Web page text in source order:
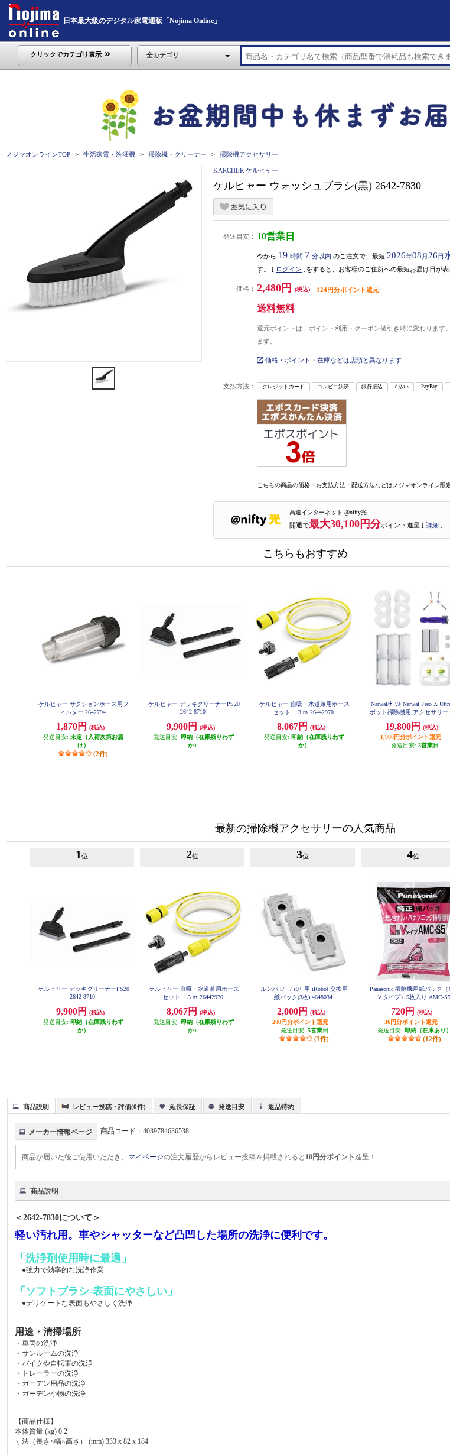
日本最大級のデジタル家電通販「Nojima Online」
クリックでカテゴリ表示 全カテゴリ
ノジマオンラインTOP 生活家電・洗濯機 掃除機・クリーナー 掃除機アクセサリー
KARCHER ケルヒャー
ケルヒャー ウォッシュブラシ(黒) 2642-7830
発送目安： 10営業日
今から 19 時間 7 分以内 のご注文で、最短 2026年08 月 26日
す。 [ ログイン ]をすると、お客様のご住所への最短お届け日が表
価格： 2,480円 (税込) 124円分ポイント還元
送料無料
還元ポイントは、ポイント利用・クーポン値引き時に変わります
ます。
価格・ポイント・在庫などは店頭と異なります
支払方法： クレジットカード コンビニ決済 銀行振込 d払い PayPay
こちらの商品の価格・お支払方法・配送方法などはノジマオンライン限
高速インターネット @nifty光
開通で最大30,100円分ポイント進呈 [ 詳細 ]
こちらもおすすめ
ケルヒャー サクションホース用フ
ィルター 2642794
1,870円
(税込)
発送目安: 未定（入荷次第お届
け）
(2件)
ケルヒャー デッキクリーナーPS20
2642-8710
9,900円
(税込)
発送目安: 即納（在庫残りわず
か）
ケルヒャー 自吸・水道兼用ホース
セット ３ｍ 26442970
8,067円
(税込)
発送目安: 即納（在庫残りわず
か）
Narwal/ﾅｰﾜﾙ Narwal Freo X
ボット掃除機用 アクセサリー
19,800円
(税込)
1,980円分ポイント還元
発送目安: 3営業日
最新の掃除機アクセサリーの人気商品
1 位
ケルヒャー デッキクリーナーPS20
2642-8710
9,900円
(税込)
発送目安: 即納（在庫残りわず
か）
2位
ケルヒャー 自吸・水道兼用ホース
セット ３ｍ 26442970
8,067円
(税込)
発送目安: 即納（在庫残りわず
か）
3位
ルンバ i7+ / s9+ 用 iRobot 交換用
紙パック(3枚) 4648034
2,000円
(税込)
200円分ポイント還元
発送目安: 5営業日
(3件)
4位
Panasonic 掃除機用紙パック（
Ｖタイプ）5枚入り AMC-S5
720円
(税込)
36円分ポイント還元
発送目安: 即納（在庫あり）
(12件)
商品説明 レビュー投稿・評価(0件) 延長保証 発送目安 返品特約
メーカー情報ページ 商品コード：4039784636538
商品が届いた後ご使用いただき、 マイページの注文履歴からレビュー投稿＆掲載されると 10円分ポイント進呈！
商品説明
＜2642-7830について＞
軽い汚れ用。車やシャッターなど凸凹した場所の洗浄に便利です。
「洗浄剤使用時に最適」
●強力で効率的な洗浄作業
「ソフトブラシ-表面にやさしい」
●デリケートな表面もやさしく洗浄
用途・清掃場所
・車両の洗浄
・サンルームの洗浄
・バイクや自転車の洗浄
・トレーラーの洗浄
・ガーデン用品の洗浄
・ガーデン小物の洗浄
【商品仕様】
本体質量 (kg) 0.2
寸法（長さ×幅×高さ） (mm) 333 x 82 x 184